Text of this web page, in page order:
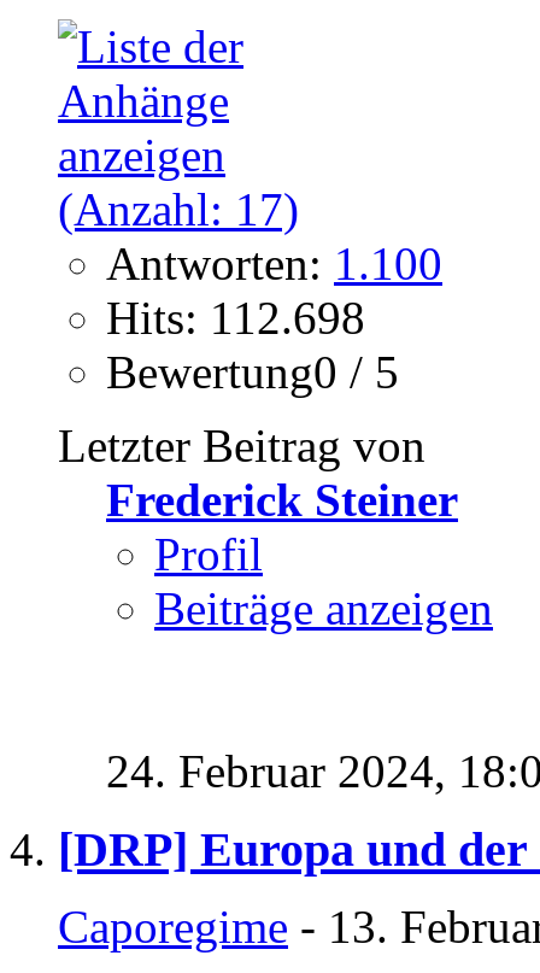
Antworten: 1.100
Hits: 112.698
Bewertung0 / 5
Letzter Beitrag von
Frederick Steiner
Profil
Beiträge anzeigen
24. Februar 2024,
[DRP] Europa und
Caporegime - 13.